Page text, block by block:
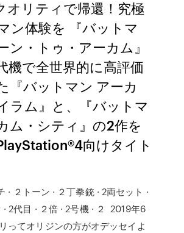
オリティで帰還！究極
ン体験を 『バットマ
ン・トゥ・アーカム』
機で全世界的に高評価
『バットマン アーカ
ラム』と、『バットマ
ム・シティ』の2作を
向けタイト
· ２トーン · ２丁拳銃 · 2両セット ·
2代目 · ２倍 · 2号機 · ２ 2019年6
ってオリジンの方がオデッセイよ